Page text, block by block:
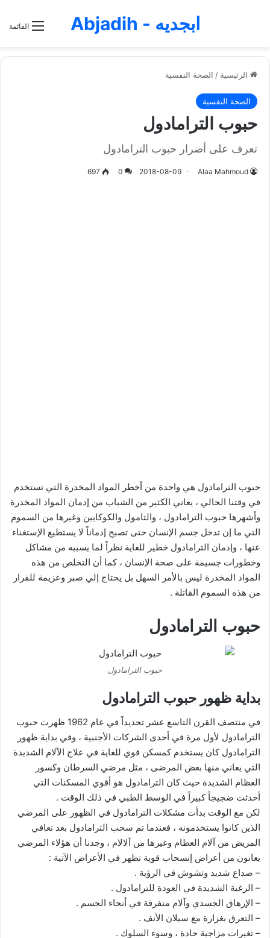
القائمة ابجديه - Abjadih
الرئيسية / الصحة النفسية
الصحة النفسية
حبوب الترامادول
تعرف على أضرار حبوب الترامادول
Alaa Mahmoud
2018-08-09
0
697
حبوب الترامادول هي واحدة من أخطر المواد المخدرة التي تستخدم
في وقتنا الحالي ، يعاني الكثير من الشباب من إدمان المواد المخدرة
وأشهرها حبوب الترامادول ، والتامول والكوكايين وغيرها من السموم
التي ما إن تدخل جسم الإنسان حتى تصبح إدماناً لا يستطيع الإستغناء
عنها ، وإدمان الترامادول خطير للغاية نظراً لما يسببه من مشاكل
وخطورات جسيمة على صحة الإنسان ، كما أن التخلص من هذه
المواد المخدرة ليس بالأمر السهل بل يحتاج إلي صبر وعزيمة للفرار
من هذه السموم القاتلة .
حبوب الترامادول
حبوب الترامادول
بداية ظهور حبوب الترامادول
في منتصف القرن التاسع عشر تحديداً في عام 1962 ظهرت حبوب
الترامادول لأول مرة في أحدى الشركات الأجنبية ، وفي بداية ظهور
الترامادول كان يستخدم كمسكن قوي للغاية في علاج الآلام الشديدة
التي يعاني منها بعض المرضى ، مثل مرضي السرطان وكسور
العظام الشديدة حيث كان الترامادول هو أقوي المسكنات التي
أحدثت ضجيجاً كبيراً في الوسط الطبي في ذلك الوقت .
لكن مع الوقت بدأت مشكلات الترامادول في الظهور على المرضي
الذين كانوا يستخدمونه ، فعندما تم سحب الترامادول بعد تعافي
المريض من آلام العظام وغيرها من آلالام ، وجدنا أن هؤلاء المرضي
يعانون من أعراض إنسحاب قوية تظهر في الأعراض الآتية :
– صداع شديد وتشوش في الرؤية .
– الرغبة الشديدة في العودة للترامادول .
– الإرهاق الجسدي وآلام متفرقة في أنحاء الجسم .
– التعرق بغزارة مع سيلان الأنف .
– تغيرات مزاجية حادة ، وسوء السلوك .